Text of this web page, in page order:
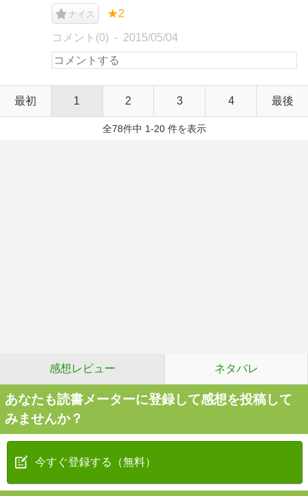
ナイス ★2
コメント(0) 2015/05/04
最初 1 2 3 4 最後
全78件中 1-20 件を表示
感想レビュー ネタバレ
あなたも読書メーターに登録して感想を投稿して
みませんか？
今すぐ登録する（無料）